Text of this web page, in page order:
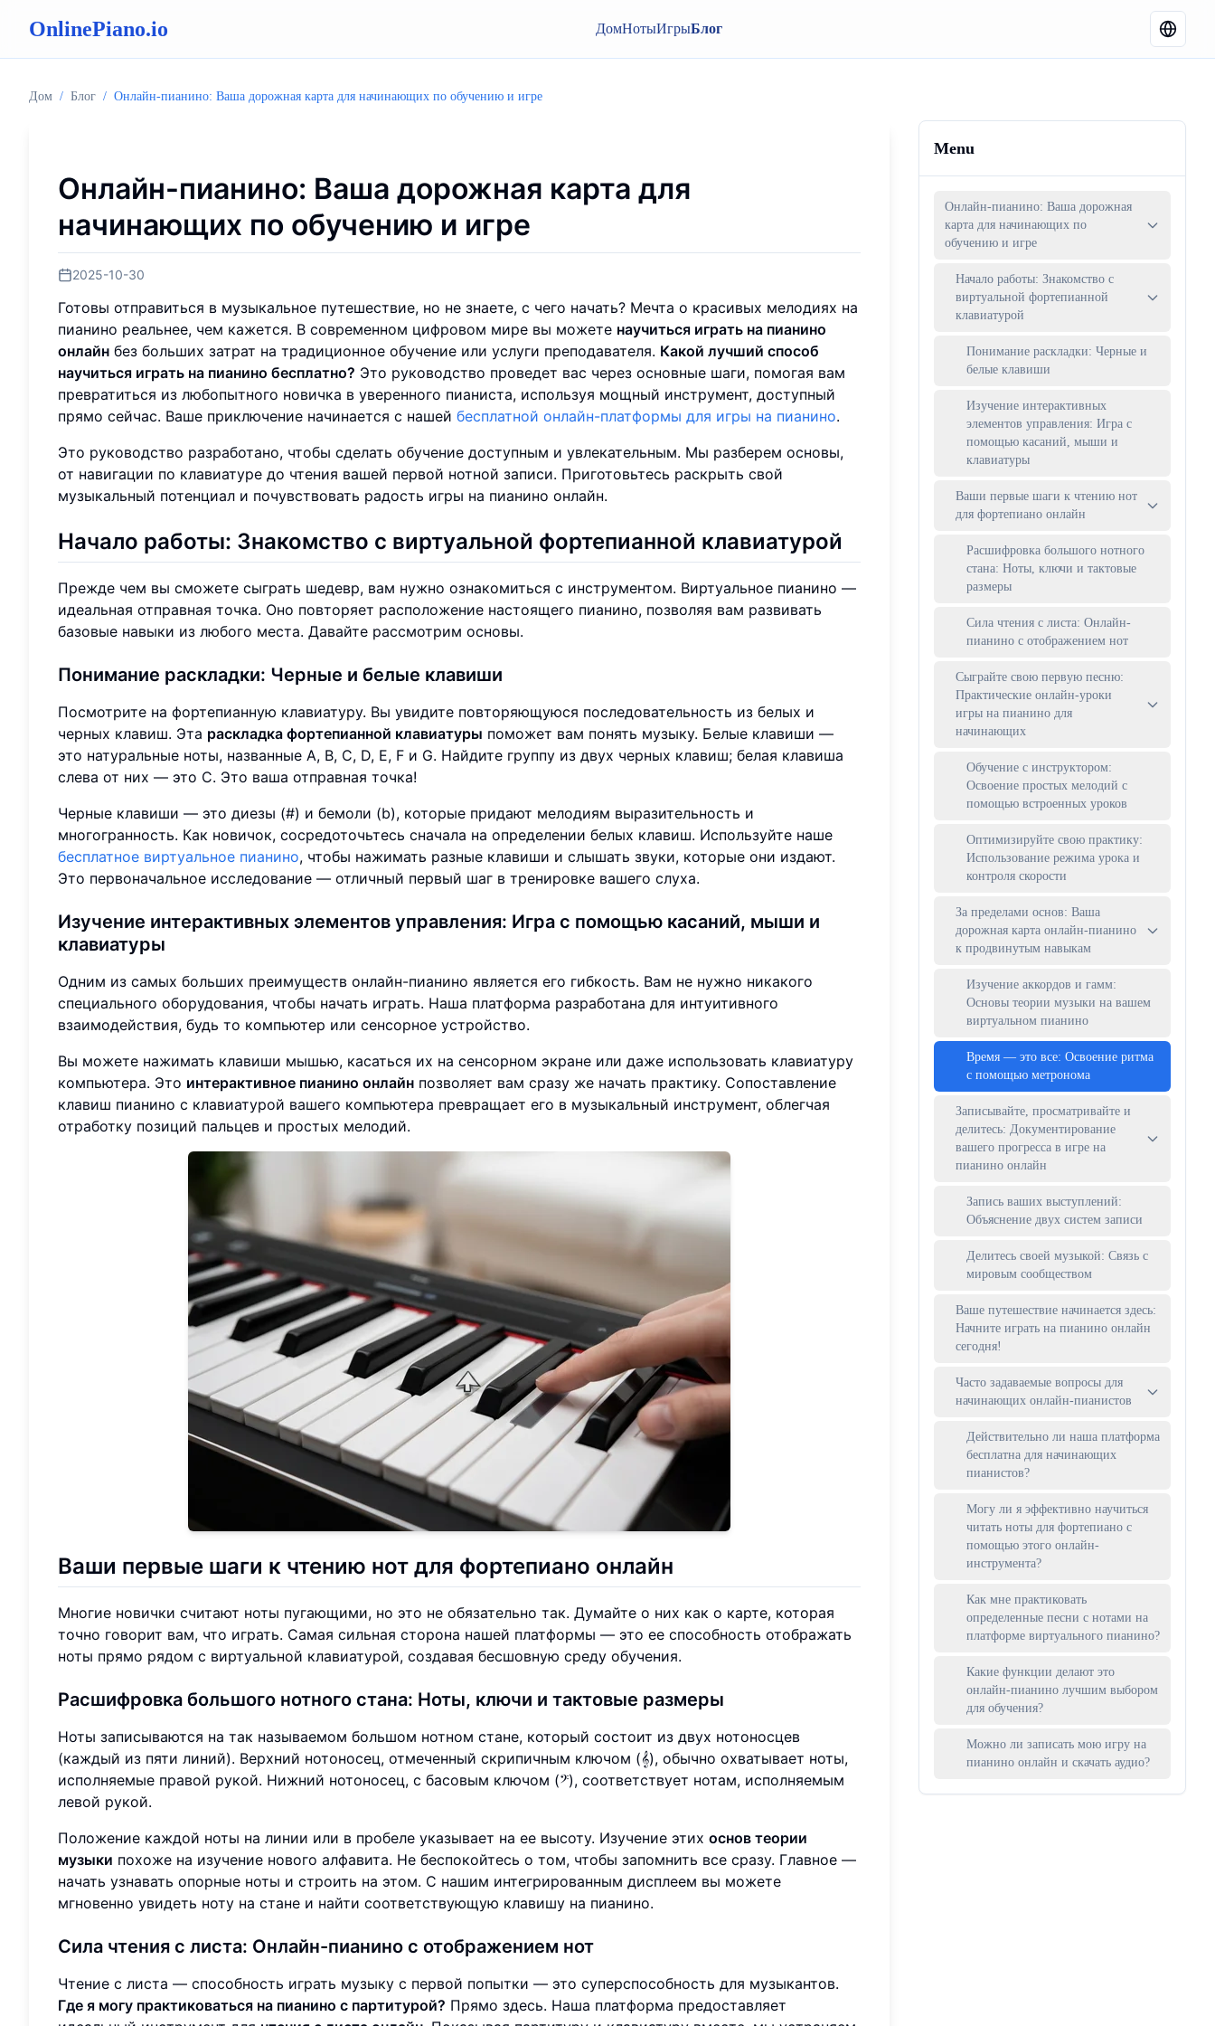
OnlinePiano.io ДомНотыИгрыБлог
Дом / Блог / Онлайн-пианино: Ваша дорожная карта для начинающих по обучению и игре
Онлайн-пианино: Ваша дорожная карта для
начинающих по обучению и игре
2025-10-30
Готовы отправиться в музыкальное путешествие, но не знаете, с чего начать? Мечта о красивых мелодиях на
пианино реальнее, чем кажется. В современном цифровом мире вы можете научиться играть на пианино
онлайн без больших затрат на традиционное обучение или услуги преподавателя. Какой лучший способ
научиться играть на пианино бесплатно? Это руководство проведет вас через основные шаги, помогая вам
превратиться из любопытного новичка в уверенного пианиста, используя мощный инструмент, доступный
прямо сейчас. Ваше приключение начинается с нашей бесплатной онлайн-платформы для игры на пианино.
Это руководство разработано, чтобы сделать обучение доступным и увлекательным. Мы разберем основы,
от навигации по клавиатуре до чтения вашей первой нотной записи. Приготовьтесь раскрыть свой
музыкальный потенциал и почувствовать радость игры на пианино онлайн.
Начало работы: Знакомство с виртуальной фортепианной клавиатурой
Прежде чем вы сможете сыграть шедевр, вам нужно ознакомиться с инструментом. Виртуальное пианино —
идеальная отправная точка. Оно повторяет расположение настоящего пианино, позволяя вам развивать
базовые навыки из любого места. Давайте рассмотрим основы.
Понимание раскладки: Черные и белые клавиши
Посмотрите на фортепианную клавиатуру. Вы увидите повторяющуюся последовательность из белых и
черных клавиш. Эта раскладка фортепианной клавиатуры поможет вам понять музыку. Белые клавиши —
это натуральные ноты, названные A, B, C, D, E, F и G. Найдите группу из двух черных клавиш; белая клавиша
слева от них — это C. Это ваша отправная точка!
Черные клавиши — это диезы (#) и бемоли (b), которые придают мелодиям выразительность и
многогранность. Как новичок, сосредоточьтесь сначала на определении белых клавиш. Используйте наше
бесплатное виртуальное пианино, чтобы нажимать разные клавиши и слышать звуки, которые они издают.
Это первоначальное исследование — отличный первый шаг в тренировке вашего слуха.
Изучение интерактивных элементов управления: Игра с помощью касаний, мыши и
клавиатуры
Одним из самых больших преимуществ онлайн-пианино является его гибкость. Вам не нужно никакого
специального оборудования, чтобы начать играть. Наша платформа разработана для интуитивного
взаимодействия, будь то компьютер или сенсорное устройство.
Вы можете нажимать клавиши мышью, касаться их на сенсорном экране или даже использовать клавиатуру
компьютера. Это интерактивное пианино онлайн позволяет вам сразу же начать практику. Сопоставление
клавиш пианино с клавиатурой вашего компьютера превращает его в музыкальный инструмент, облегчая
отработку позиций пальцев и простых мелодий.
Ваши первые шаги к чтению нот для фортепиано онлайн
Многие новички считают ноты пугающими, но это не обязательно так. Думайте о них как о карте, которая
точно говорит вам, что играть. Самая сильная сторона нашей платформы — это ее способность отображать
ноты прямо рядом с виртуальной клавиатурой, создавая бесшовную среду обучения.
Расшифровка большого нотного стана: Ноты, ключи и тактовые размеры
Ноты записываются на так называемом большом нотном стане, который состоит из двух нотоносцев
(каждый из пяти линий). Верхний нотоносец, отмеченный скрипичным ключом (𝄞), обычно охватывает ноты,
исполняемые правой рукой. Нижний нотоносец, с басовым ключом (𝄢), соответствует нотам, исполняемым
левой рукой.
Положение каждой ноты на линии или в пробеле указывает на ее высоту. Изучение этих основ теории
музыки похоже на изучение нового алфавита. Не беспокойтесь о том, чтобы запомнить все сразу. Главное —
начать узнавать опорные ноты и строить на этом. С нашим интегрированным дисплеем вы можете
мгновенно увидеть ноту на стане и найти соответствующую клавишу на пианино.
Сила чтения с листа: Онлайн-пианино с отображением нот
Чтение с листа — способность играть музыку с первой попытки — это суперспособность для музыкантов.
Где я могу практиковаться на пианино с партитурой? Прямо здесь. Наша платформа предоставляет
Menu
Онлайн-пианино: Ваша дорожная
карта для начинающих по
обучению и игре
Начало работы: Знакомство с
виртуальной фортепианной
клавиатурой
Понимание раскладки: Черные и
белые клавиши
Изучение интерактивных
элементов управления: Игра с
помощью касаний, мыши и
клавиатуры
Ваши первые шаги к чтению нот
для фортепиано онлайн
Расшифровка большого нотного
стана: Ноты, ключи и тактовые
размеры
Сила чтения с листа: Онлайн-
пианино с отображением нот
Сыграйте свою первую песню:
Практические онлайн-уроки
игры на пианино для
начинающих
Обучение с инструктором:
Освоение простых мелодий с
помощью встроенных уроков
Оптимизируйте свою практику:
Использование режима урока и
контроля скорости
За пределами основ: Ваша
дорожная карта онлайн-пианино
к продвинутым навыкам
Изучение аккордов и гамм:
Основы теории музыки на вашем
виртуальном пианино
Время — это все: Освоение ритма
с помощью метронома
Записывайте, просматривайте и
делитесь: Документирование
вашего прогресса в игре на
пианино онлайн
Запись ваших выступлений:
Объяснение двух систем записи
Делитесь своей музыкой: Связь с
мировым сообществом
Ваше путешествие начинается здесь:
Начните играть на пианино онлайн
сегодня!
Часто задаваемые вопросы для
начинающих онлайн-пианистов
Действительно ли наша платформа
бесплатна для начинающих
пианистов?
Могу ли я эффективно научиться
читать ноты для фортепиано с
помощью этого онлайн-
инструмента?
Как мне практиковать
определенные песни с нотами на
платформе виртуального пианино?
Какие функции делают это
онлайн-пианино лучшим выбором
для обучения?
Можно ли записать мою игру на
пианино онлайн и скачать аудио?